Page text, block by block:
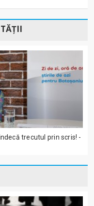
trecutul prin scris! -